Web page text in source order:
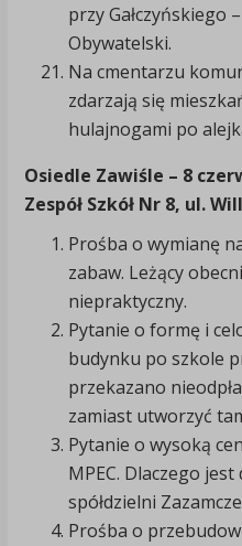
przy Gałczyńskiego
Obywatelski.
Na cmentarzu
zdarzają się
hulajnogami po
Osiedle Zawiśle – 8
Zespół Szkół Nr 8, ul.
Prośba o wymianę
zabaw. Leżący
niepraktyczny.
Pytanie o formę i
budynku po szkole
przekazano
zamiast utworzyć
Pytanie o wysoką
MPEC. Dlaczego
spółdzielni
Prośba o